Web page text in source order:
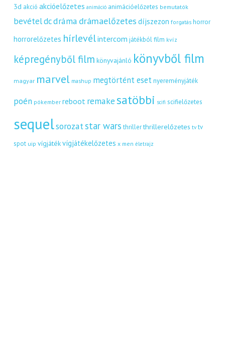
3d akció akcióelőzetes animáció animációelőzetes bemutatók
bevételdcdráma drámaelőzetes díjszezon forgatás horror
horrorelőzetes hírlevélintercom játékból film kvíz
képregényből film könyvajánló könyvből film
magyar marvel mashup megtörtént eset nyereményjáték
poén pókember reboot remakesatöbbi scifi scifielőzetes
sequelsorozat star wars thriller thrillerelőzetes tv tv
spot uip vígjátékvígjátékelőzetes x men életrajz